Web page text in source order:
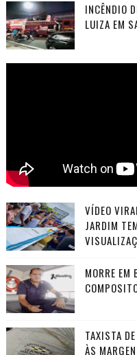
INCÊNDIO
LUIZA EM
VÍDEO
JARDIM
MORRE EM
TAXISTA
ÀS